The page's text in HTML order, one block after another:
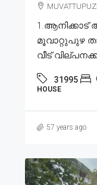
മൂവാറ്റുപുഴ
വീട്
31995
HOUSE
57 years ago